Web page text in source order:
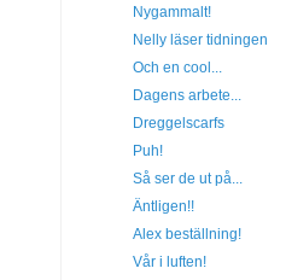
Nygammalt!
Nelly läser tidningen
Och en cool...
Dagens arbete...
Dreggelscarfs
Puh!
Så ser de ut på...
Äntligen!!
Alex beställning!
Vår i luften!